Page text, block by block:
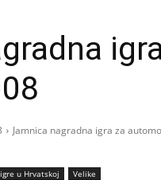
Jamnica nagradna igra za
u Hrvatskoj Velike